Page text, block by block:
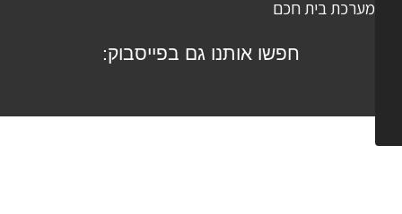
מערכת בית חכם
חפשו אותנו גם בפייסבוק: